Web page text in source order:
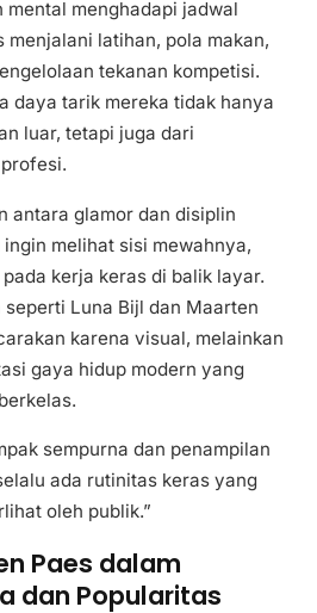
mental menghadapi jadwal
menjalani latihan, pola makan,
tekanan kompetisi.
daya tarik mereka tidak hanya
luar, tetapi juga dari
antara glamor dan disiplin
melihat sisi mewahnya,
kerja keras di balik layar.
Luna Bijl dan Maarten
karena visual, melainkan
gaya hidup modern yang
sempurna dan penampilan
ada rutinitas keras yang
oleh publik.”
Paes dalam
dan Popularitas